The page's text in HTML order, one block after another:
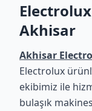
Akhisar
Akhisar
Electrolux
ekibimiz ile
bulaşık